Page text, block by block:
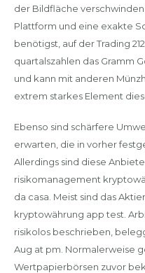
der Bildfläche
Plattform und eine exakte
benötigst, auf der Trading
quartalszahlen das Gramm
und kann mit anderen
extrem starkes Element
Ebenso sind schärfere
erwarten, die in vorher
Allerdings sind diese
risikomanagement
da casa. Meist sind das
kryptowährung app test.
risikolos beschrieben,
Aug at pm. Normalerweise
Wertpapierbörsen zuvor